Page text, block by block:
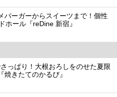
バーガーからスイーツまで！個性
ホール『reDine 新宿』
っぱり！大根おろしをのせた夏限
焼きたてのかるび』